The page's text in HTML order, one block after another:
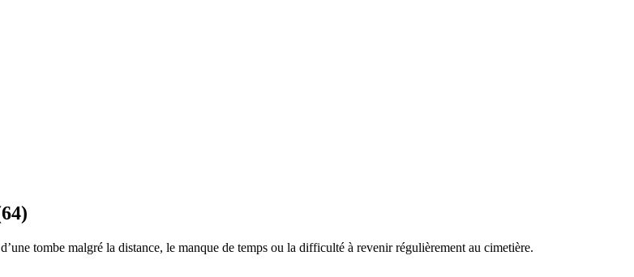
tombe malgré la distance, le manque de temps ou la difficulté à revenir régulièrement au cimetière.